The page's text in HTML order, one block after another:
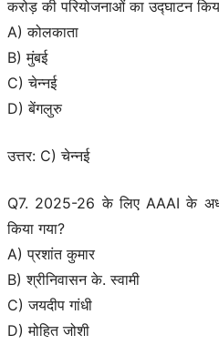
करोड़ की परियोजनाओं का उद्घाटन
A) कोलकाता
B) मुंबई
C) चेन्नई
D) बेंगलुरु
उत्तर: C) चेन्नई
Q7. 2025-26 के लिए AAAI के
किया गया?
A) प्रशांत कुमार
B) श्रीनिवासन के. स्वामी
C) जयदीप गांधी
D) मोहित जोशी